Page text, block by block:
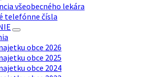
všeobecného lekára
telefónne čísla
obce 2026
obce 2025
obce 2024